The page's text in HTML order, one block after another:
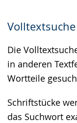
Volltextsuche
Die
in anderen
Wortteile
Schriftstücke
das Suchwort